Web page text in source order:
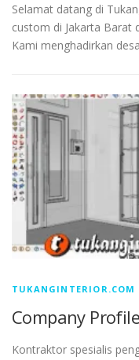
Selamat datang di
custom di Jakarta Barat
Kami menghadirkan
TUKANGINTERIOR.COM
Company
Kontraktor spesialis